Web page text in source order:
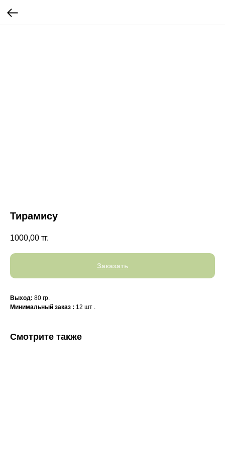
Тирамису
1000,00 тг.
Заказать
Выход: 80 гр.
Минимальный заказ : 12 шт .
Смотрите также